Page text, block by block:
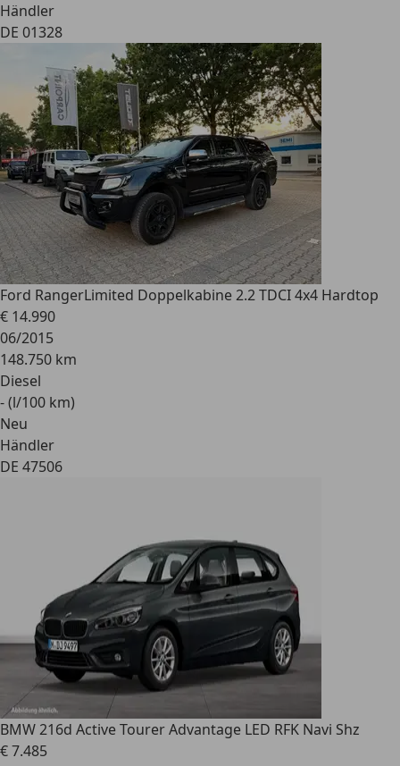
Händler
DE 01328
Ford RangerLimited Doppelkabine 2.2 TDCI 4x4 Hardtop
€ 14.990
06/2015
148.750 km
Diesel
- (l/100 km)
Neu
Händler
DE 47506
BMW 216d Active Tourer Advantage LED RFK Navi Shz
€ 7.485